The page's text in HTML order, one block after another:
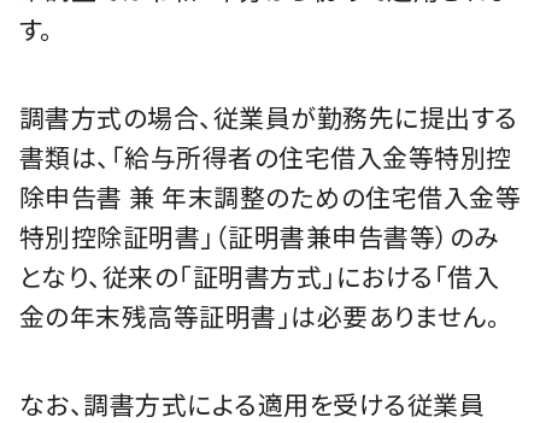
す。
調書方式の場合、従業員が勤務先に提出する
書類は、「給与所得者の住宅借入金等特別控
除申告書 兼 年末調整のための住宅借入金等
特別控除証明書」（証明書兼申告書等）のみ
となり、従来の「証明書方式」における「借入
金の年末残高等証明書」は必要ありません。
なお、調書方式による適用を受ける従業員